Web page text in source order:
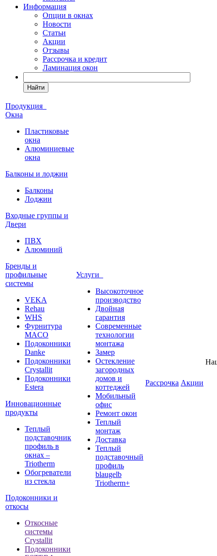
Информация
Опции в окнах
Новости
Статьи
Акции
Отзывы
Рассрочка и кредит
Ламинация окон
Найти
Продукция
Окна
Пластиковые
окна
Алюминиевые
окна
Балконы и лоджии
Балконы
Лоджии
Входные группы и
Двери
ПВХ
Алюминий
Бренды и
профильные
системы
VEKA
Rehau
WHS
Фурнитура
MACO
Подоконники
Danke
Подоконники
Crystallit
Подоконники
Estera
Инновационные
продукты
Теплый
подставочник
профиль в
окнах –
Triotherm
Обогреватели
из стекла
Подоконники и
откосы
Откосные
системы
Crystallit
Подоконники
Услуги
Высокоточное
производство
Двойная
гарантия
Современные
технологии
монтажа
Замер
Остекление
загородных
домов и
коттеджей
Мобильный
офис
Ремонт окон
Теплый
монтаж
Доставка
Теплый
подставочный
профиль
blaugelb
Triotherm+
Рассрочка Акции